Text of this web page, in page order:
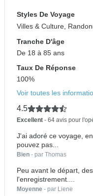
Styles De Voyage
Villes & Culture,
Tranche D'âge
De 18 à 85 ans
Taux De Réponse
100%
Voir toutes les
4.5
Excellent - 64 avis pour
J'ai adoré ce voyage,
pouvez pas...
Bien - par Thomas
Peu avant le départ,
l'enregistrement....
Moyenne - par Liene